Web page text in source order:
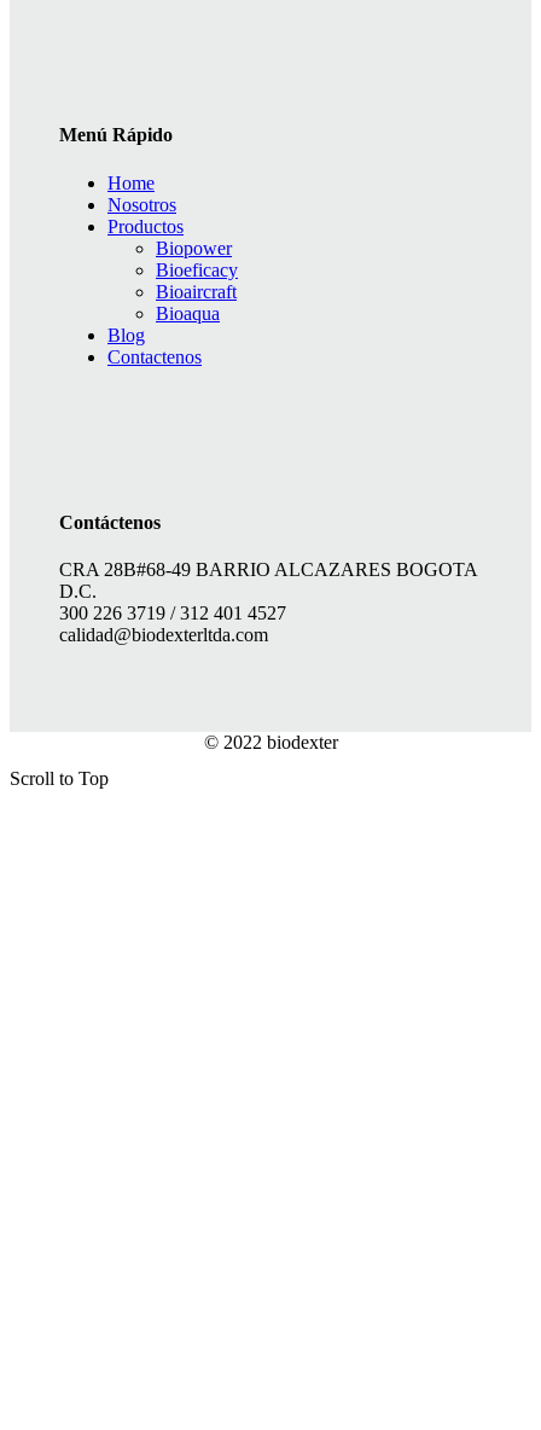
Menú Rápido
Home
Nosotros
Productos
Biopower
Bioeficacy
Bioaircraft
Bioaqua
Blog
Contactenos
Contáctenos
CRA 28B#68-49 BARRIO ALCAZARES BOGOTA
D.C.
300 226 3719 / 312 401 4527
calidad@biodexterltda.com
© 2022 biodexter
Scroll to Top